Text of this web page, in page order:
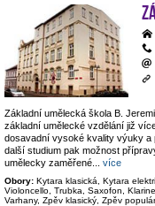
Základní umělecká škola B.
základní umělecké vzdělání již
dosavadní vysoké kvality výuky a
další studium pak možnost
umělecky zaměřené
více
Obory: Kytara klasická, Kytara
Violoncello, Trubka, Saxofon,
Varhany, Zpěv klasický, Zpěv